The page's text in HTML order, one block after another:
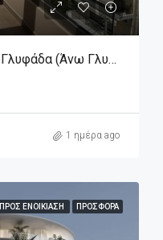
Μεζονέτα Προς Ενοικίαση Γλυφάδα (Άνω Γλυφάδα), 3.000€, 147 Τ.μ.
1 ημέρα ago
ΠΡΟΣ ΕΝΟΙΚΊΑΣΗ ΠΡΟΣΦΟΡΆ